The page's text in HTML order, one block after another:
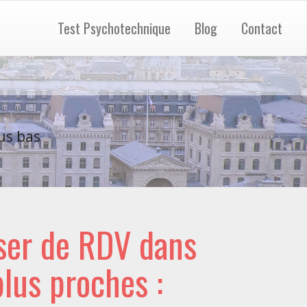
Test Psychotechnique Blog Contact
bas
de RDV dans
proches :